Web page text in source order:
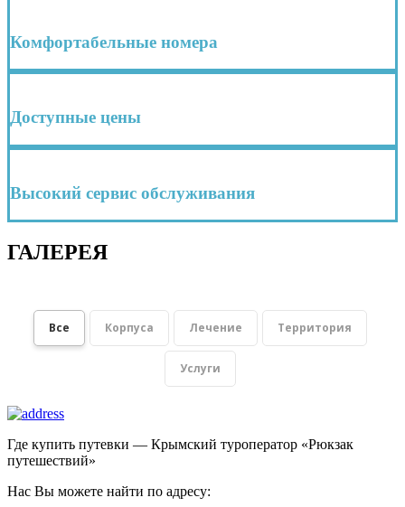
Комфортабельные номера
Доступные цены
Высокий сервис обслуживания
ГАЛЕРЕЯ
Все Корпуса Лечение Территория
Услуги
Где купить путевки — Крымский туроператор «Рюкзак
путешествий»
Нас Вы можете найти по адресу: